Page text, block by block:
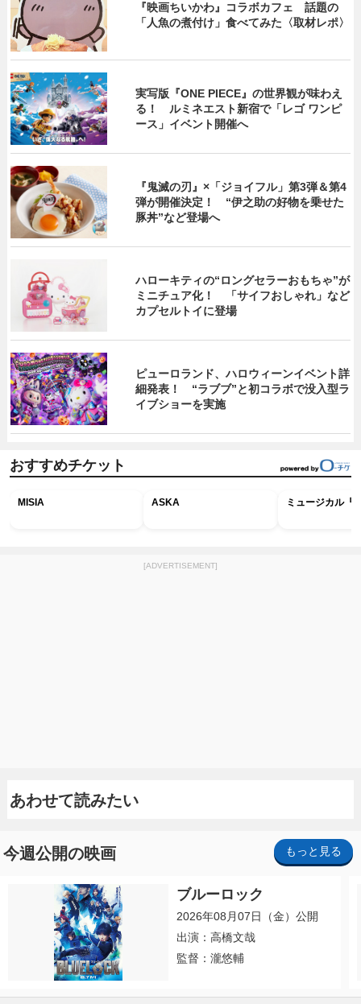
『映画ちいかわ』コラボカフェ 話題の
「人魚の煮付け」食べてみた〈取材レポ〉
実写版『ONE PIECE』の世界観が味わえ
る！ ルミネエスト新宿で「レゴ ワンピ
ース」イベント開催へ
『鬼滅の刃』×「ジョイフル」第3弾＆第4
弾が開催決定！ “伊之助の好物を乗せた
豚丼”など登場へ
ハローキティの“ロングセラーおもちゃ”が
ミニチュア化！ 「サイフおしゃれ」など
カプセルトイに登場
ピューロランド、ハロウィーンイベント詳
細発表！ “ラブブ”と初コラボで没入型ラ
イブショーを実施
おすすめチケット
MISIA ASKA ミュージカル『
[ADVERTISEMENT]
あわせて読みたい
今週公開の映画 もっと見る
ブルーロック
2026年08月07日（金）公開
出演：高橋文哉
監督：瀧悠輔